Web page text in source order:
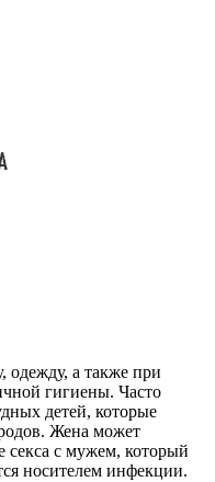
одежду, а также при
гигиены. Часто
детей, которые
Жена может
секса с мужем, который
носителем инфекции.